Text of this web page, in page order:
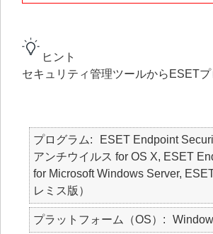
ヒント
セキュリティ管理ツールからESET
プログラム
ESET Endpoint
アンチウイルス for OS X, ESET
for Microsoft Windows Server,
レミス版）
プラットフォーム（OS）